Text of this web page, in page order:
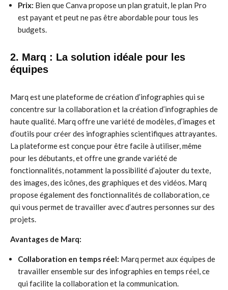
Prix: Bien que Canva propose un plan gratuit, le plan Pro
est payant et peut ne pas être abordable pour tous les
budgets.
2. Marq : La solution idéale pour les
équipes
Marq est une plateforme de création d’infographies qui se
concentre sur la collaboration et la création d’infographies de
haute qualité. Marq offre une variété de modèles, d’images et
d’outils pour créer des infographies scientifiques attrayantes.
La plateforme est conçue pour être facile à utiliser, même
pour les débutants, et offre une grande variété de
fonctionnalités, notamment la possibilité d’ajouter du texte,
des images, des icônes, des graphiques et des vidéos. Marq
propose également des fonctionnalités de collaboration, ce
qui vous permet de travailler avec d’autres personnes sur des
projets.
Avantages de Marq:
Collaboration en temps réel: Marq permet aux équipes de
travailler ensemble sur des infographies en temps réel, ce
qui facilite la collaboration et la communication.